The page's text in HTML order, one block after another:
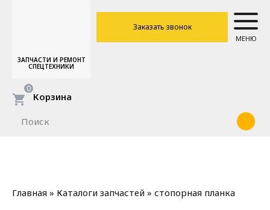
ЗАПЧАСТИ И РЕМОНТ
СПЕЦТЕХНИКИ
Заказать звонок
МЕНЮ
Корзина
0
Главная » Каталоги запчастей » стопорная планка